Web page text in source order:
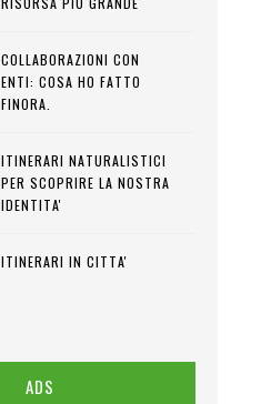
COLLABORAZIONI CON
ENTI: COSA HO FATTO
FINORA.
ITINERARI NATURALISTICI
PER SCOPRIRE LA NOSTRA
IDENTITA'
ITINERARI IN CITTA'
ADS